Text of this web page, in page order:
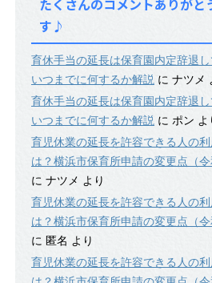
たくさんのコメントありがと
す♪
育休手当の延長は保育園内定辞退し
いつまでに何するか解説 に ナツメ
育休手当の延長は保育園内定辞退し
いつまでに何するか解説 に ポン よ
育児休業の延長を許容できる人の利
は？横浜市保育所申請の変更点（令
に ナツメ より
育児休業の延長を許容できる人の利
は？横浜市保育所申請の変更点（令
に 匿名 より
育児休業の延長を許容できる人の利